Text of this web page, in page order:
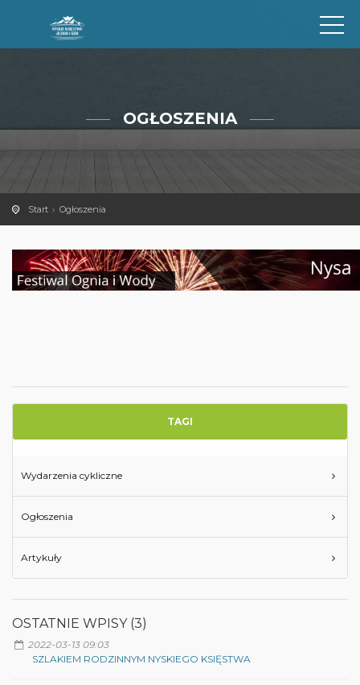
OGŁOSZENIA
Start Ogłoszenia
TAGI
Wydarzenia cykliczne
Ogłoszenia
Artykuły
OSTATNIE WPISY (3)
2022-03-13 09:03
SZLAKIEM RODZINNYM NYSKIEGO KSIĘSTWA